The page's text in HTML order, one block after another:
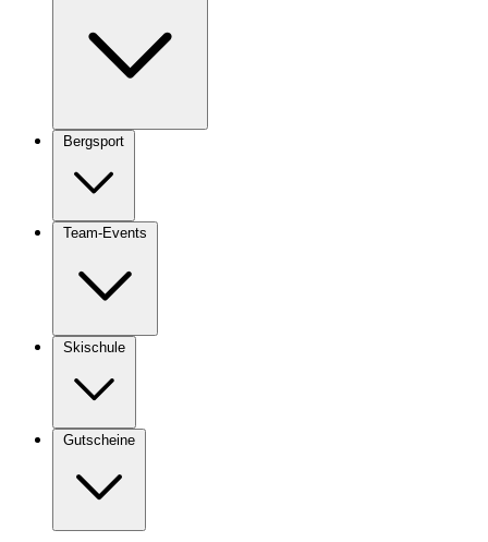
Bergsport
Team-Events
Skischule
Gutscheine